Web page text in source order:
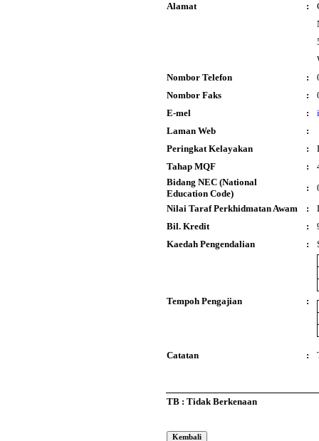
Alamat
:
Nombor Telefon
:
Nombor Faks
:
E-mel
:
Laman Web
:
Peringkat Kelayakan
:
Tahap MQF
:
Bidang NEC (National
Education Code)
:
Nilai Taraf Perkhidmatan Awam
:
Bil. Kredit
:
Kaedah Pengendalian
:
Tempoh Pengajian :
Catatan :
TB : Tidak Berkenaan